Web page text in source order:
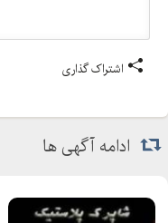
اشتراک گذاری
ادامه آگهی ها